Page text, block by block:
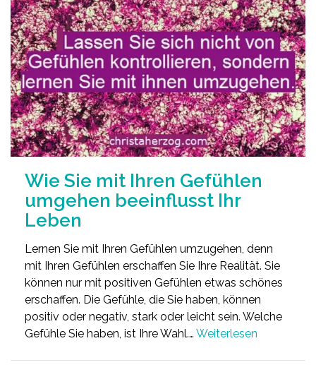
Wie Sie mit Ihren Gefühlen
umgehen beeinflusst Ihr
Leben
Lernen Sie mit Ihren Gefühlen umzugehen, denn
mit Ihren Gefühlen erschaffen Sie Ihre Realität. Sie
können nur mit positiven Gefühlen etwas schönes
erschaffen. Die Gefühle, die Sie haben, können
positiv oder negativ, stark oder leicht sein. Welche
Gefühle Sie haben, ist Ihre Wahl.… Weiterlesen